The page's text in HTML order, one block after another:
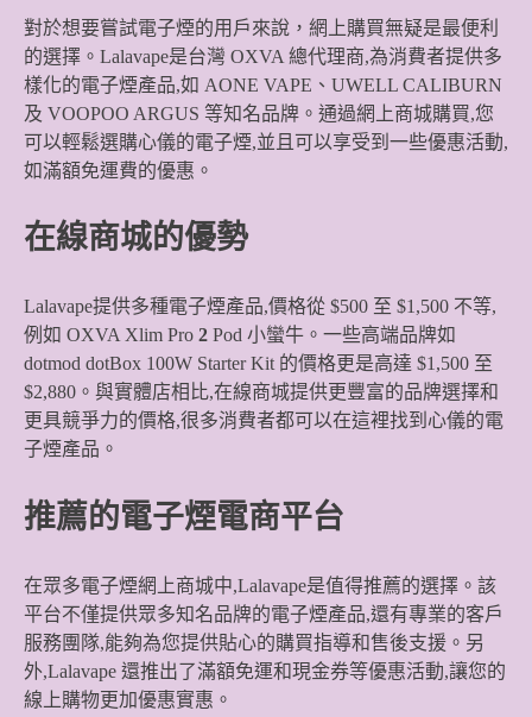
對於想要嘗試電子煙的用戶來說，網上購買無疑是最便利
的選擇。Lalavape是台灣 OXVA 總代理商,為消費者提供多
樣化的電子煙產品,如 AONE VAPE、UWELL CALIBURN
及 VOOPOO ARGUS 等知名品牌。通過網上商城購買,您
可以輕鬆選購心儀的電子煙,並且可以享受到一些優惠活動,
如滿額免運費的優惠。
在線商城的優勢
Lalavape提供多種電子煙產品,價格從 $500 至 $1,500 不等,
例如 OXVA Xlim Pro 2 Pod 小蠻牛。一些高端品牌如
dotmod dotBox 100W Starter Kit 的價格更是高達 $1,500 至
$2,880。與實體店相比,在線商城提供更豐富的品牌選擇和
更具競爭力的價格,很多消費者都可以在這裡找到心儀的電
子煙產品。
推薦的電子煙電商平台
在眾多電子煙網上商城中,Lalavape是值得推薦的選擇。該
平台不僅提供眾多知名品牌的電子煙產品,還有專業的客戶
服務團隊,能夠為您提供貼心的購買指導和售後支援。另
外,Lalavape 還推出了滿額免運和現金券等優惠活動,讓您的
線上購物更加優惠實惠。